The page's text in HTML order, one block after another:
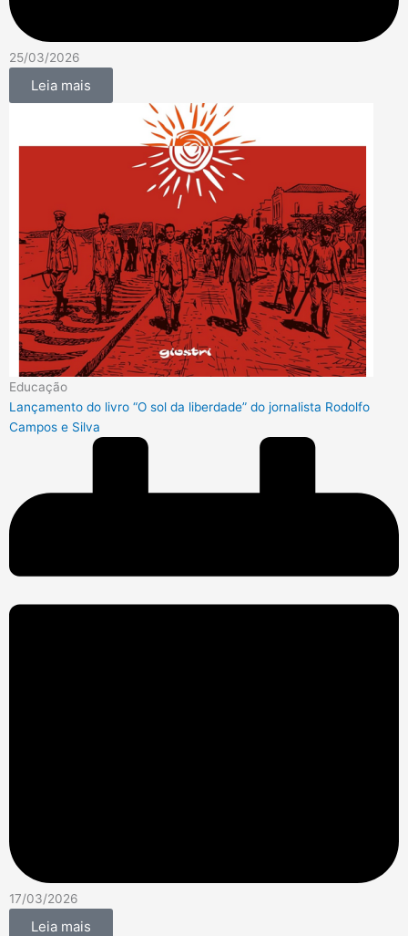
25/03/2026
Leia mais
Educação
Lançamento do livro “O sol da liberdade” do jornalista Rodolfo
Campos e Silva
17/03/2026
Leia mais